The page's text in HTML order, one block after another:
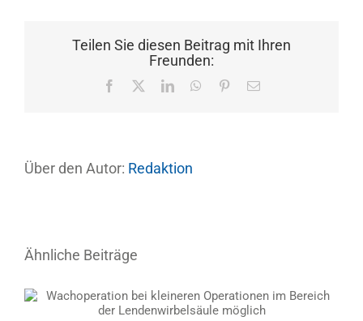
Teilen Sie diesen Beitrag mit Ihren
Freunden:
Facebook LinkedInWhatsApp
Pinterest
E-
Über den Autor: Redaktion
Ähnliche Beiträge